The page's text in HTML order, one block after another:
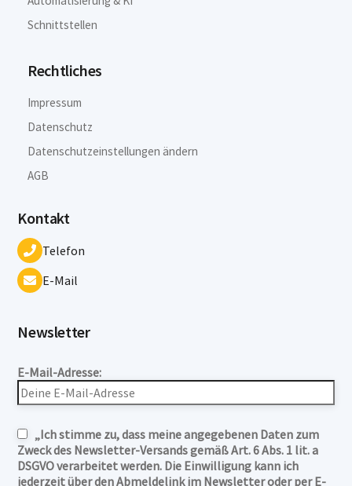
Schnittstellen
Rechtliches
Impressum
Datenschutz
Datenschutzeinstellungen ändern
AGB
Kontakt
Telefon
E-Mail
Newsletter
E-Mail-Adresse:
„Ich stimme zu, dass meine angegebenen Daten zum
Zweck des Newsletter-Versands gemäß Art. 6 Abs. 1 lit. a
DSGVO verarbeitet werden. Die Einwilligung kann ich
jederzeit über den Abmeldelink im Newsletter oder per E-